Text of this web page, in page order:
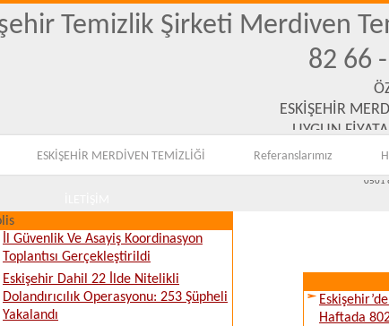
Temizlik Şirketi Merdiven
82 66
ESKİŞEHİR
UYGUN
0501
ESKİŞEHİR MERDİVEN TEMİZLİĞİ Referanslarımız
İl Güvenlik Ve Asayiş Koordinasyon
Toplantısı Gerçekleştirildi
Eskişehir Dahil 22 İlde Nitelikli
Dolandırıcılık Operasyonu: 253 Şüpheli
Yakalandı
Haftada